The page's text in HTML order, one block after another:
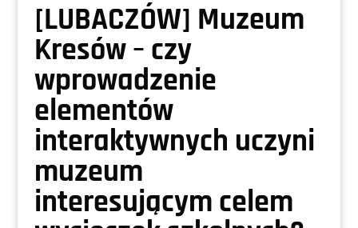
[LUBACZÓW] Muzeum
Kresów – czy
wprowadzenie
elementów
interaktywnych uczyni
muzeum
interesującym celem